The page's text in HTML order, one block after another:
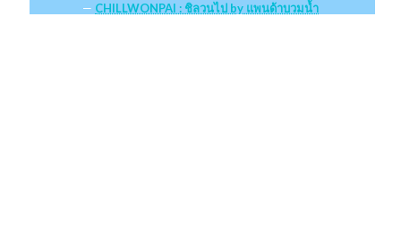
CHILLWONPAI : ชิลวนไป by แพนด้าบวมน้ำ